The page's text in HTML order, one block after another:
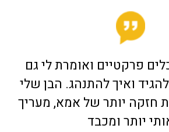
פרקטיים ואומרת לי גם
ואיך להתנהג. הבן שלי
חזקה יותר של אמא, מעריך
יותר ומכבד